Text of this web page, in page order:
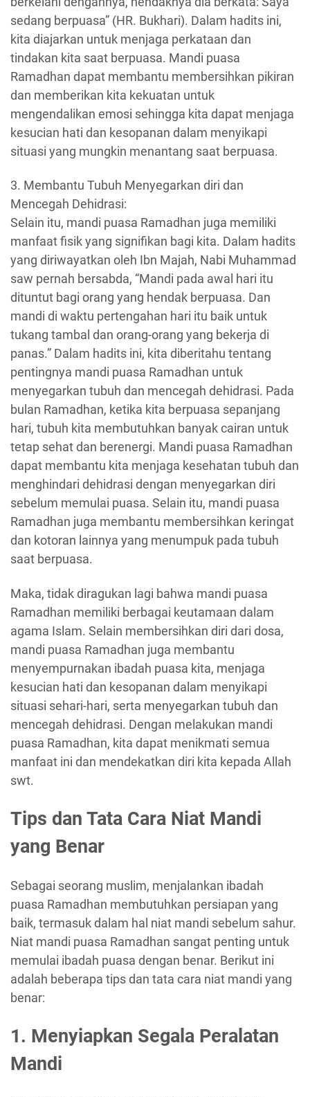
sedang berpuasa” (HR. Bukhari). Dalam hadits ini,
kita diajarkan untuk menjaga perkataan dan
tindakan kita saat berpuasa. Mandi puasa
Ramadhan dapat membantu membersihkan pikiran
dan memberikan kita kekuatan untuk
mengendalikan emosi sehingga kita dapat menjaga
kesucian hati dan kesopanan dalam menyikapi
situasi yang mungkin menantang saat berpuasa.
3. Membantu Tubuh Menyegarkan diri dan
Mencegah Dehidrasi:
Selain itu, mandi puasa Ramadhan juga memiliki
manfaat fisik yang signifikan bagi kita. Dalam hadits
yang diriwayatkan oleh Ibn Majah, Nabi Muhammad
saw pernah bersabda, “Mandi pada awal hari itu
dituntut bagi orang yang hendak berpuasa. Dan
mandi di waktu pertengahan hari itu baik untuk
tukang tambal dan orang-orang yang bekerja di
panas.” Dalam hadits ini, kita diberitahu tentang
pentingnya mandi puasa Ramadhan untuk
menyegarkan tubuh dan mencegah dehidrasi. Pada
bulan Ramadhan, ketika kita berpuasa sepanjang
hari, tubuh kita membutuhkan banyak cairan untuk
tetap sehat dan berenergi. Mandi puasa Ramadhan
dapat membantu kita menjaga kesehatan tubuh dan
menghindari dehidrasi dengan menyegarkan diri
sebelum memulai puasa. Selain itu, mandi puasa
Ramadhan juga membantu membersihkan keringat
dan kotoran lainnya yang menumpuk pada tubuh
saat berpuasa.
Maka, tidak diragukan lagi bahwa mandi puasa
Ramadhan memiliki berbagai keutamaan dalam
agama Islam. Selain membersihkan diri dari dosa,
mandi puasa Ramadhan juga membantu
menyempurnakan ibadah puasa kita, menjaga
kesucian hati dan kesopanan dalam menyikapi
situasi sehari-hari, serta menyegarkan tubuh dan
mencegah dehidrasi. Dengan melakukan mandi
puasa Ramadhan, kita dapat menikmati semua
manfaat ini dan mendekatkan diri kita kepada Allah
swt.
Tips dan Tata Cara Niat Mandi
yang Benar
Sebagai seorang muslim, menjalankan ibadah
puasa Ramadhan membutuhkan persiapan yang
baik, termasuk dalam hal niat mandi sebelum sahur.
Niat mandi puasa Ramadhan sangat penting untuk
memulai ibadah puasa dengan benar. Berikut ini
adalah beberapa tips dan tata cara niat mandi yang
benar:
1. Menyiapkan Segala Peralatan
Mandi